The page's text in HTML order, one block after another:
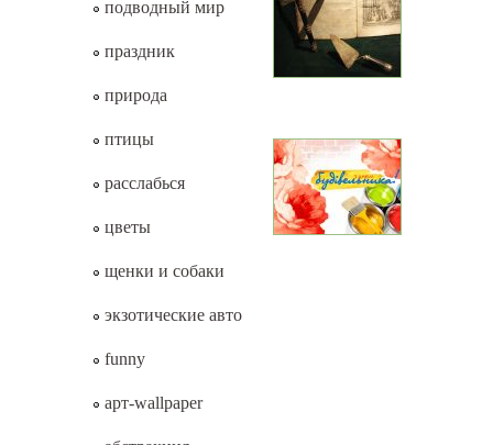
подводный мир
праздник
природа
птицы
расслабься
цветы
щенки и собаки
экзотические авто
funny
арт-wallpaper